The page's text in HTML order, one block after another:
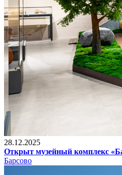
28.12.2025
Открыт музейный комплекс
Барсово